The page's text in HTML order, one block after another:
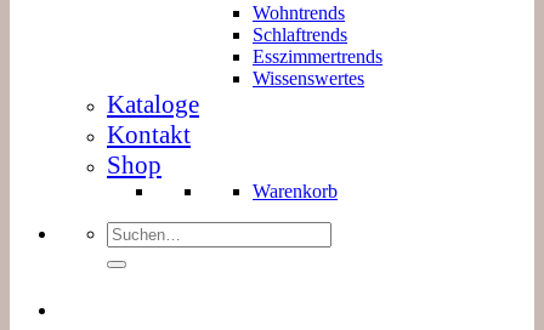
Wohntrends
Schlaftrends
Esszimmertrends
Wissenswertes
Kataloge
Kontakt
Shop
Warenkorb
Suchen
nach: